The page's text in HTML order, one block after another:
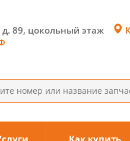
д. 89, цокольный этаж
Как купить